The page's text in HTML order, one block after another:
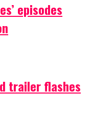
episodes
trailer flashes